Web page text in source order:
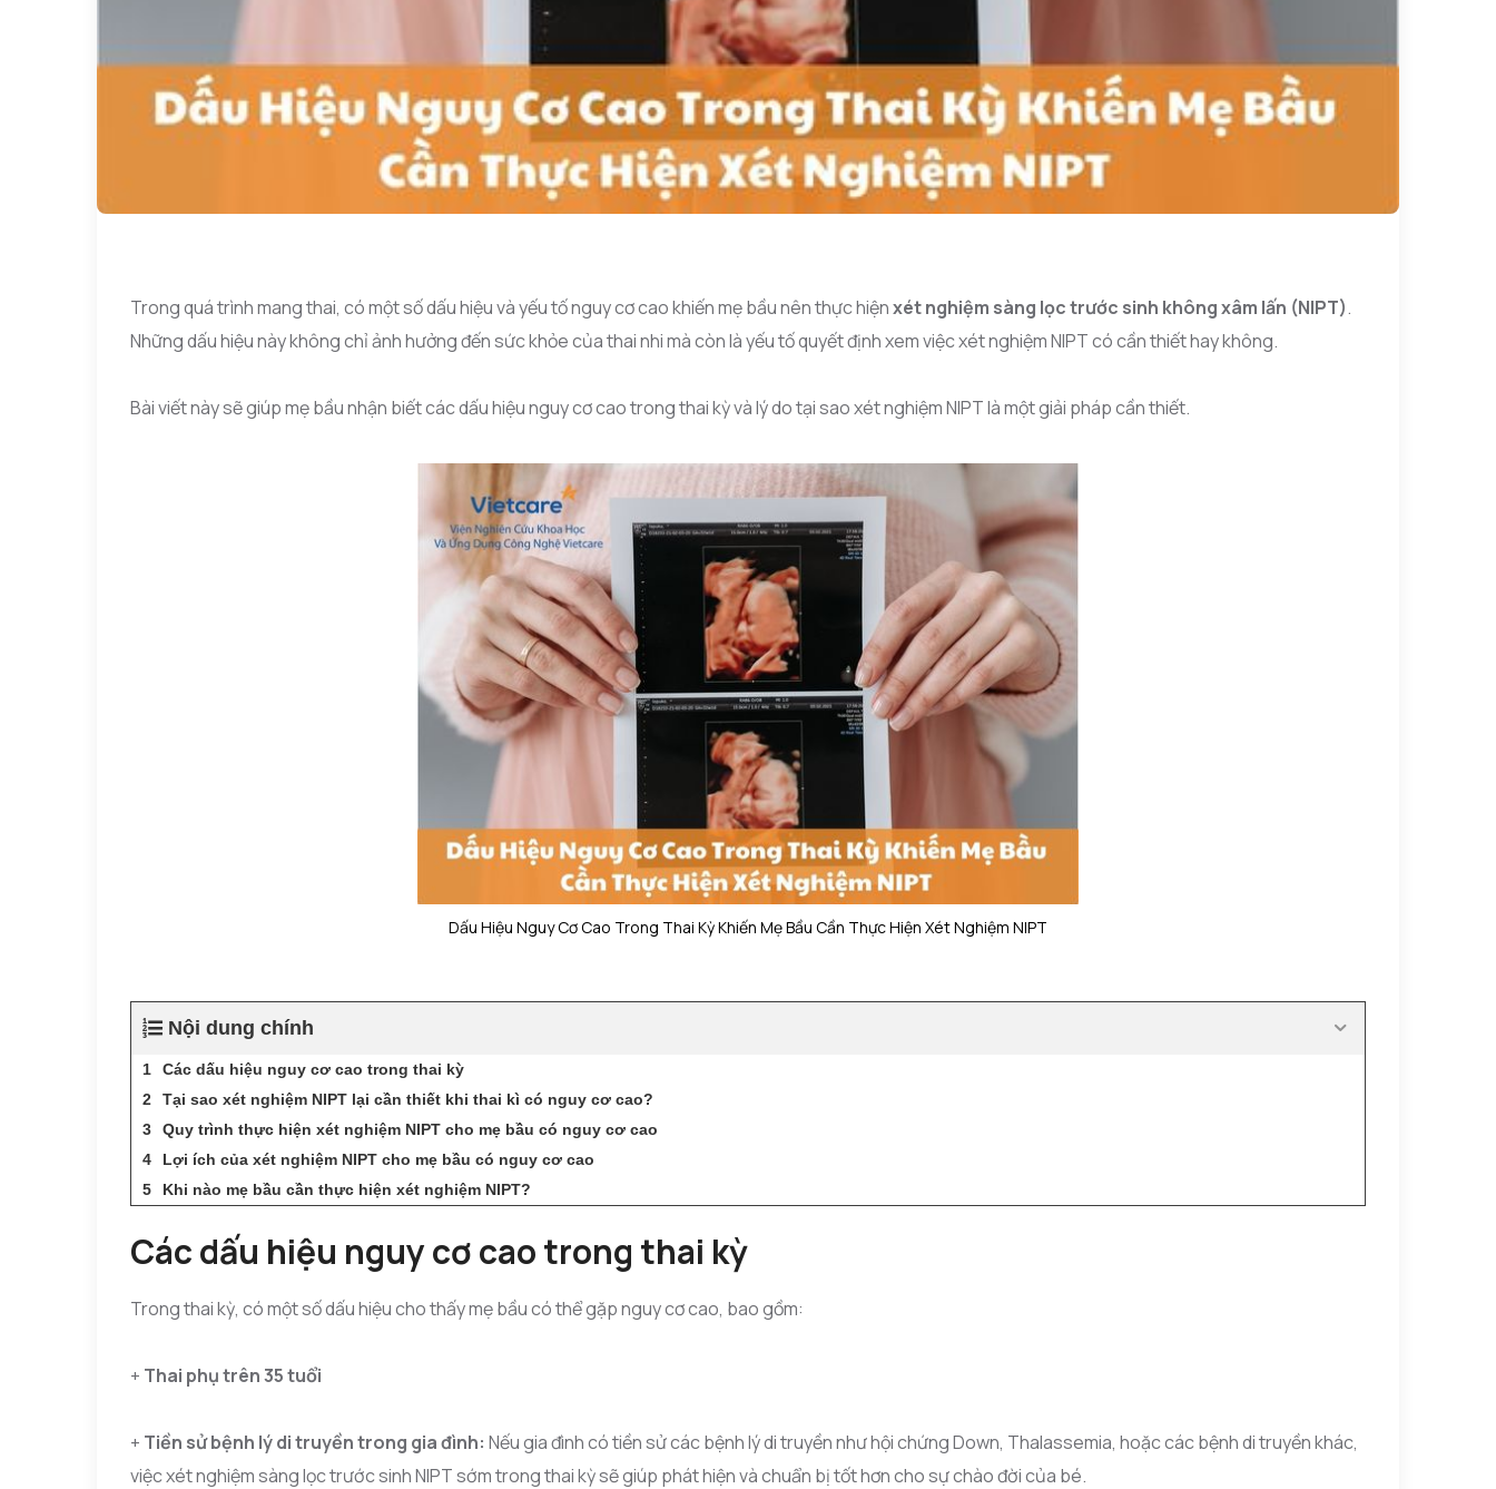
Trong quá trình mang thai, có một số dấu hiệu và yếu tố nguy cơ cao khiến mẹ bầu nên thực hiệnxét nghiệm sàng lọc trước sinh không xâm lấn (NIPT).
Những dấu hiệu này không chỉ ảnh hưởng đến sức khỏe của thai nhi mà còn là yếu tố quyết định xem việc xét nghiệm NIPT có cần thiết hay không.
Bài viết này sẽ giúp mẹ bầu nhận biết các dấu hiệu nguy cơ cao trong thai kỳ và lý do tại sao xét nghiệm NIPT là một giải pháp cần thiết.
Dấu Hiệu Nguy Cơ Cao Trong Thai Kỳ Khiến Mẹ Bầu Cần Thực Hiện Xét Nghiệm NIPT
Nội dung chính
Các dấu hiệu nguy cơ cao trong thai kỳ
Tại sao xét nghiệm NIPT lại cần thiết khi thai kì có nguy cơ cao?
Quy trình thực hiện xét nghiệm NIPT cho mẹ bầu có nguy cơ cao
Lợi ích của xét nghiệm NIPT cho mẹ bầu có nguy cơ cao
Khi nào mẹ bầu cần thực hiện xét nghiệm NIPT?
Các dấu hiệu nguy cơ cao trong thai kỳ
Trong thai kỳ, có một số dấu hiệu cho thấy mẹ bầu có thể gặp nguy cơ cao, bao gồm:
+ Thai phụ trên 35 tuổi
+ Tiền sử bệnh lý di truyền trong gia đình: Nếu gia đình có tiền sử các bệnh lý di truyền như hội chứng Down, Thalassemia, hoặc các bệnh di truyền khác,
việc xét nghiệm sàng lọc trước sinh NIPT sớm trong thai kỳ sẽ giúp phát hiện và chuẩn bị tốt hơn cho sự chào đời của bé.